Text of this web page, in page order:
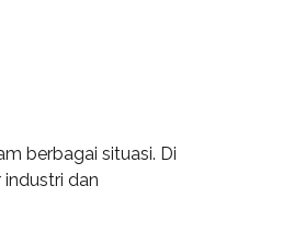
berbagai situasi. Di
dan